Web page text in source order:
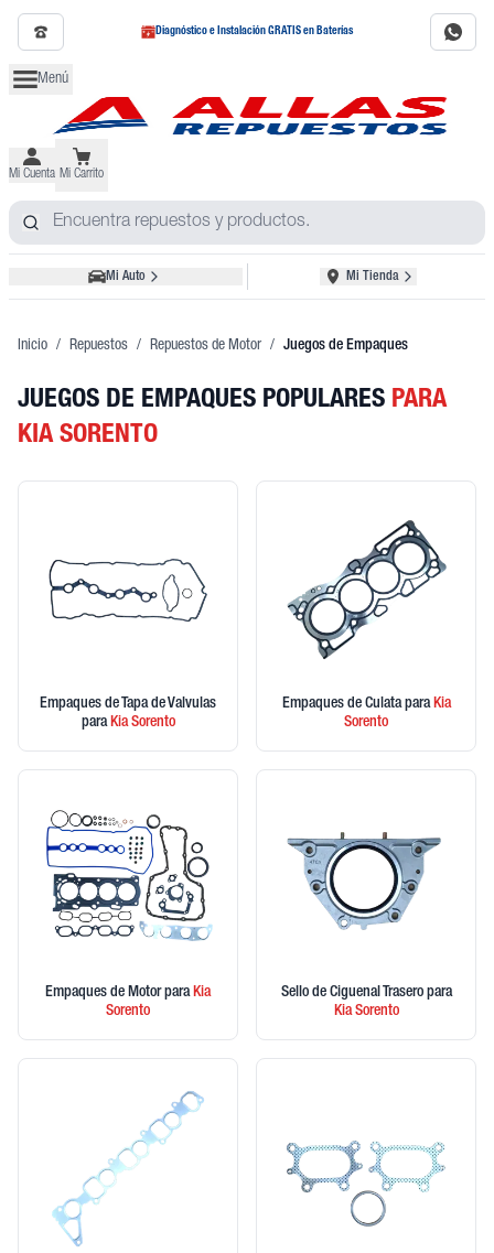
Diagnóstico e Instalación GRATIS en Baterías
Menú
Mi Cuenta Mi Carrito
Mi Auto Mi Tienda
Inicio / Repuestos / Repuestos de Motor / Juegos de Empaques
JUEGOS DE EMPAQUES POPULARES PARA
KIA SORENTO
Empaques de Tapa de Valvulas
paraKiaSorento
Empaques de Culata paraKia
Sorento
Empaques de Motor paraKia
Sorento
Sello de Ciguenal Trasero para
KiaSorento